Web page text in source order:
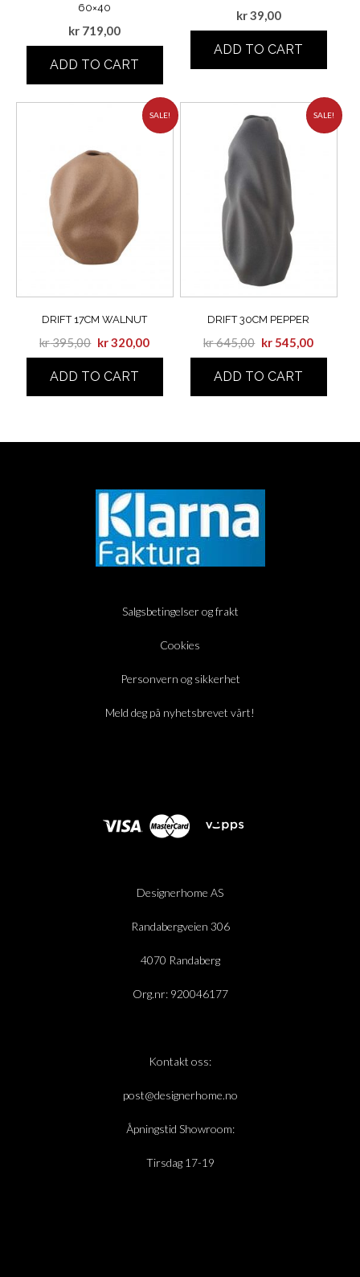
60×40
kr 719,00
ADD TO CART
kr39,00
ADD TO CART
SALE!
DRIFT 17CM WALNUT
kr395,00 kr320,00
ADD TO CART
SALE!
DRIFT 30CM PEPPER
kr645,00 kr545,00
ADD TO CART
Salgsbetingelser og frakt
Cookies
Personvern og sikkerhet
Meld deg på nyhetsbrevet vårt!
Designerhome AS
Randabergveien 306
4070 Randaberg
Org.nr: 920046177
Kontakt oss:
post@designerhome.no
Åpningstid Showroom:
Tirsdag 17-19